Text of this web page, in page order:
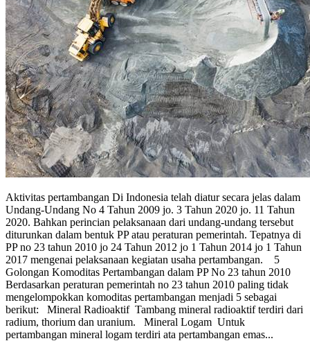
Aktivitas pertambangan Di Indonesia telah diatur secara jelas dalam
Undang-Undang No 4 Tahun 2009 jo. 3 Tahun 2020 jo. 11 Tahun
2020. Bahkan perincian pelaksanaan dari undang-undang tersebut
diturunkan dalam bentuk PP atau peraturan pemerintah. Tepatnya di
PP no 23 tahun 2010 jo 24 Tahun 2012 jo 1 Tahun 2014 jo 1 Tahun
2017 mengenai pelaksanaan kegiatan usaha pertambangan. 5
Golongan Komoditas Pertambangan dalam PP No 23 tahun 2010
Berdasarkan peraturan pemerintah no 23 tahun 2010 paling tidak
mengelompokkan komoditas pertambangan menjadi 5 sebagai
berikut: Mineral Radioaktif Tambang mineral radioaktif terdiri dari
radium, thorium dan uranium. Mineral Logam Untuk
pertambangan mineral logam terdiri ata pertambangan emas...